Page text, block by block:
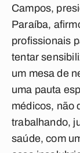
Campos,
Paraíba,
profissionais
tentar
um mesa de
uma pauta
médicos, não
trabalhando,
saúde, com